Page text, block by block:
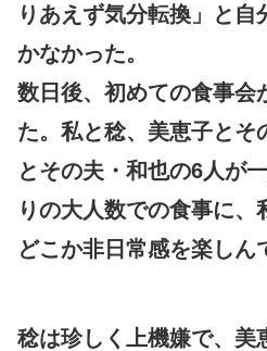
りあえず気分転換」と自
かなかった。
数日後、初めての食事会
た。私と稔、美恵子とそ
とその夫・和也の6人が
りの大人数での食事に、
どこか非日常感を楽しん
稔は珍しく上機嫌で、美